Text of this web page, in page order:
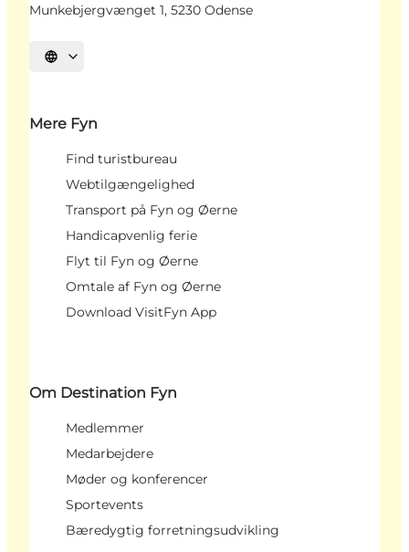
Munkebjergvænget 1, 5230 Odense
Vælg sprog
Mere Fyn
Find turistbureau
Webtilgængelighed
Transport på Fyn og Øerne
Handicapvenlig ferie
Flyt til Fyn og Øerne
Omtale af Fyn og Øerne
Download VisitFyn App
Om Destination Fyn
Medlemmer
Medarbejdere
Møder og konferencer
Sportevents
Bæredygtig forretningsudvikling